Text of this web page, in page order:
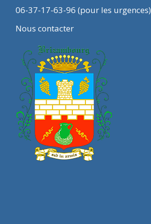
06-37-17-63-96 (pour les urgences)
Nous contacter